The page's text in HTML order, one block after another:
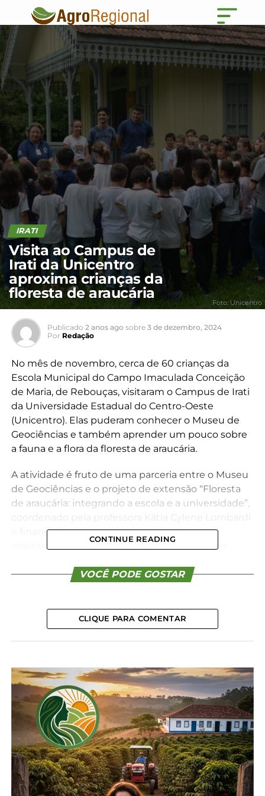
IRATI
Visita ao Campus de
Irati da Unicentro
aproxima crianças da
floresta de araucária
Foto: Unicentro
Publicado 2 anos ago sobre 3 de dezembro, 2024
Por Redação
No mês de novembro, cerca de 60 crianças da
Escola Municipal do Campo Imaculada Conceição
de Maria, de Rebouças, visitaram o Campus de Irati
da Universidade Estadual do Centro-Oeste
(Unicentro). Elas puderam conhecer o Museu de
Geociências e também aprender um pouco sobre
a fauna e a flora da floresta de araucária.
A atividade é fruto de uma parceria entre o Museu
de Geociências e o projeto de extensão “Floresta
de araucária: integrando a escola e a universidade”,
e financiado pela Itaipu Binacional. “Um dos
objetivos do projeto é estreitar os laços com a
estão aprendendo em sala de aula, mentalizando a
Durante a visita, crianças do 1º ao 3º ano da escola
municipal participaram de atividades conduzidas
Molinari. Em uma delas, eles tiveram a
oportunidade de fazer pinturas com tintas
produzidas a partir do solo. “A tinta nós montamos
no projeto. Para fazer tem que ser um solo argiloso,
que vai ser triturado, peneirado e depois
misturamos com água e cola. A ideia é explicar para
as crianças como a cor do solo pode variar”, explica
Já no Museu, os pequenos puderam ver de perto
CONTINUE READING
VOCÊ PODE GOSTAR
CLIQUE PARA COMENTAR